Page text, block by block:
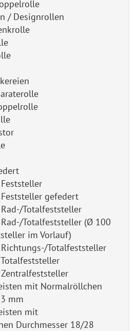
/ Designrollen
gefedert
Totalfeststeller
Totalfeststeller (Ø 100
im Vorlauf)
Totalfeststeller
mit Normalröllchen
mm
mit
Durchmesser 18/28